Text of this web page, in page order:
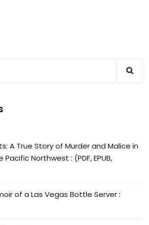
A True Story of Murder and Malice in
Northwest : (PDF, EPUB,
of a Las Vegas Bottle Server :